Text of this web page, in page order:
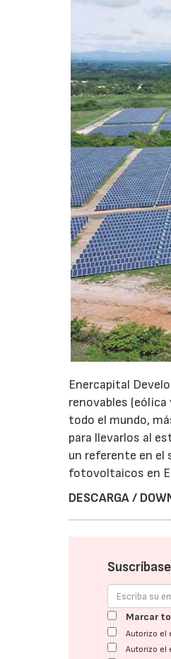
Enercapital
renovables
todo el mundo,
para llevarlos al
un referente en el
fotovoltaicos en
DESCARGA /
Marcar
Autorizo el
Autorizo el